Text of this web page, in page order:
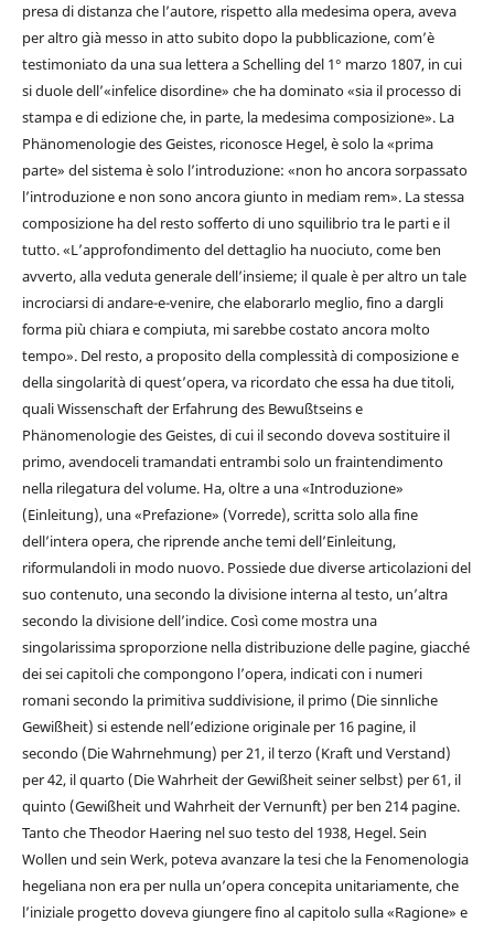
presa di distanza che l’autore, rispetto alla medesima opera, aveva
per altro già messo in atto subito dopo la pubblicazione, com’è
testimoniato da una sua lettera a Schelling del 1° marzo 1807, in cui
si duole dell’«infelice disordine» che ha dominato «sia il processo di
stampa e di edizione che, in parte, la medesima composizione». La
Phänomenologie des Geistes, riconosce Hegel, è solo la «prima
parte» del sistema è solo l’introduzione: «non ho ancora sorpassato
l’introduzione e non sono ancora giunto in mediam rem». La stessa
composizione ha del resto sofferto di uno squilibrio tra le parti e il
tutto. «L’approfondimento del dettaglio ha nuociuto, come ben
avverto, alla veduta generale dell’insieme; il quale è per altro un tale
incrociarsi di andare-e-venire, che elaborarlo meglio, fino a dargli
forma più chiara e compiuta, mi sarebbe costato ancora molto
tempo». Del resto, a proposito della complessità di composizione e
della singolarità di quest’opera, va ricordato che essa ha due titoli,
quali Wissenschaft der Erfahrung des Bewußtseins e
Phänomenologie des Geistes, di cui il secondo doveva sostituire il
primo, avendoceli tramandati entrambi solo un fraintendimento
nella rilegatura del volume. Ha, oltre a una «Introduzione»
(Einleitung), una «Prefazione» (Vorrede), scritta solo alla fine
dell’intera opera, che riprende anche temi dell’Einleitung,
riformulandoli in modo nuovo. Possiede due diverse articolazioni del
suo contenuto, una secondo la divisione interna al testo, un’altra
secondo la divisione dell’indice. Così come mostra una
singolarissima sproporzione nella distribuzione delle pagine, giacché
dei sei capitoli che compongono l’opera, indicati con i numeri
romani secondo la primitiva suddivisione, il primo (Die sinnliche
Gewißheit) si estende nell’edizione originale per 16 pagine, il
secondo (Die Wahrnehmung) per 21, il terzo (Kraft und Verstand)
per 42, il quarto (Die Wahrheit der Gewißheit seiner selbst) per 61, il
quinto (Gewißheit und Wahrheit der Vernunft) per ben 214 pagine.
Tanto che Theodor Haering nel suo testo del 1938, Hegel. Sein
Wollen und sein Werk, poteva avanzare la tesi che la Fenomenologia
hegeliana non era per nulla un’opera concepita unitariamente, che
l’iniziale progetto doveva giungere fino al capitolo sulla «Ragione» e